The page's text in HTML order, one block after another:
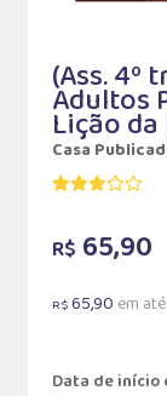
(Ass. 4º
Adultos
Lição
Casa
R$ 65,90
R$65,90 em
Data de início